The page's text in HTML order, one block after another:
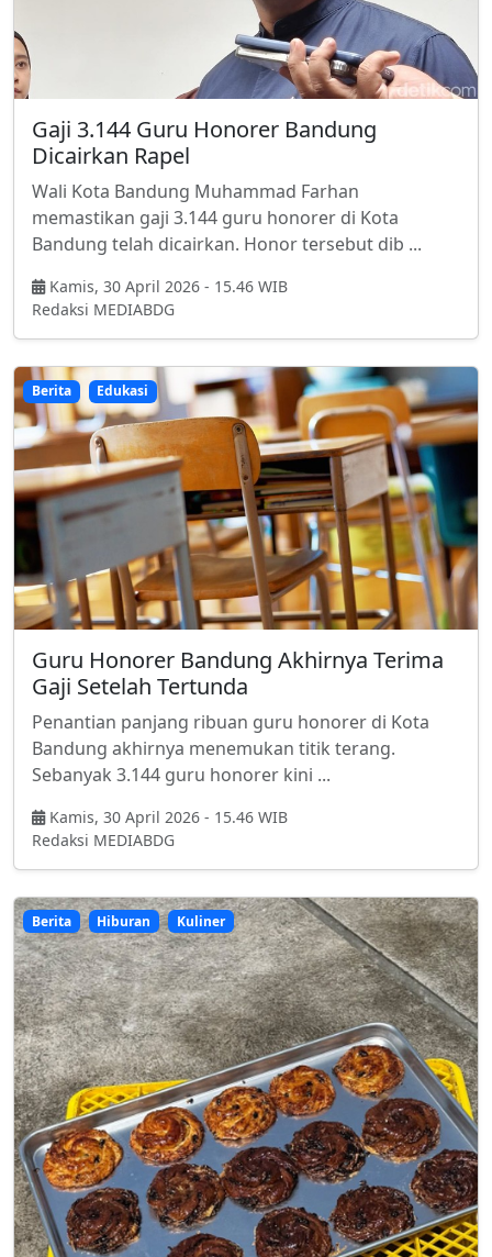
Gaji 3.144 Guru Honorer Bandung
Dicairkan Rapel
Wali Kota Bandung Muhammad Farhan
memastikan gaji 3.144 guru honorer di Kota
Bandung telah dicairkan. Honor tersebut dib ...
Kamis, 30 April 2026 - 15.46 WIB
Redaksi MEDIABDG
Berita Edukasi
Guru Honorer Bandung Akhirnya Terima
Gaji Setelah Tertunda
Penantian panjang ribuan guru honorer di Kota
Bandung akhirnya menemukan titik terang.
Sebanyak 3.144 guru honorer kini ...
Kamis, 30 April 2026 - 15.46 WIB
Redaksi MEDIABDG
Berita Hiburan Kuliner